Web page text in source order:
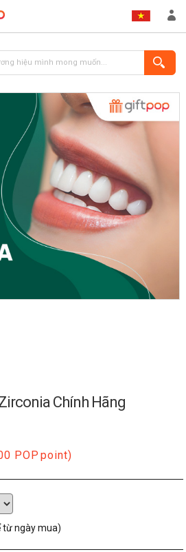
ĐĂNG KÝ
Chính Hãng
POP point)
từ ngày mua)